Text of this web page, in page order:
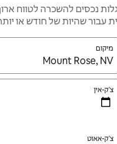
נכסים להשכרה לטווח
עבור שהיות של חודש או
מיקום
כאשר התוצאות יהיו זמינות, יש
צ'ק-אין
צ'ק-אאוט